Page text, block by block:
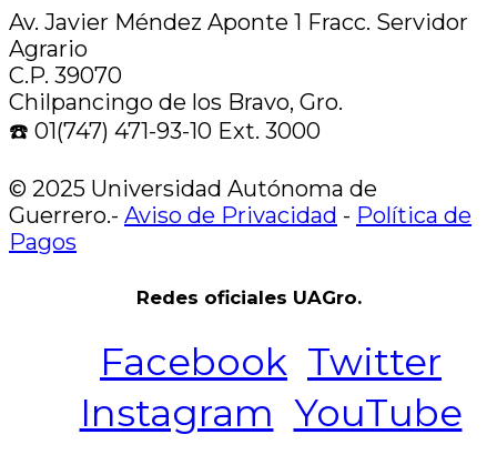
Av. Javier Méndez Aponte 1 Fracc. Servidor
Agrario
C.P. 39070
Chilpancingo de los Bravo, Gro.
☎️ 01(747) 471-93-10 Ext. 3000
© 2025 Universidad Autónoma de
Guerrero.- Aviso de Privacidad - Política de
Pagos
Redes oficiales UAGro.
Facebook Twitter
Instagram YouTube